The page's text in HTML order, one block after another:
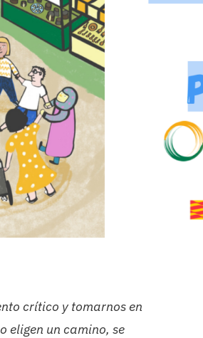
crítico y tomarnos en
eligen un camino, se